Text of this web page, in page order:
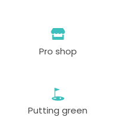
Pro shop
Putting green